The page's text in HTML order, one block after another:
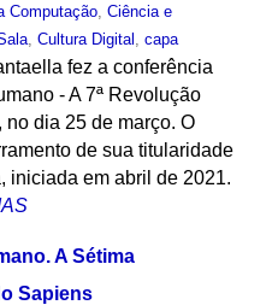
Computação, Ciência e
, Cultura Digital capa
fez a conferência
- A 7ª Revolução
dia 25 de março. O
de sua titularidade
iniciada em abril de 2021.
A Sétima
Sapiens